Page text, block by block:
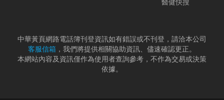
醫健快搜
中華黃頁網路電話簿刊登資訊如有錯誤或不刊登，請洽本公司
客服信箱 ，我們將提供相關協助資訊、儘速確認更正。
本網站內容及資訊僅作為使用者查詢參考，不作為交易或決策
依據。